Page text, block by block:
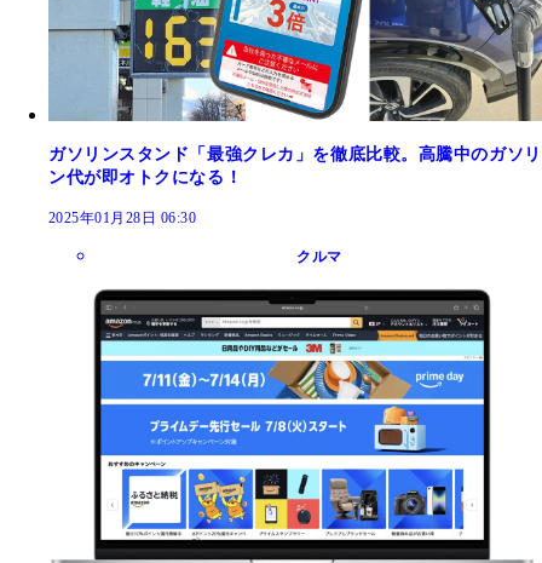
ガソリンスタンド「最強クレカ」を徹底比較。高騰中のガソリ
ン代が即オトクになる！
2025年01月28日 06:30
クルマ